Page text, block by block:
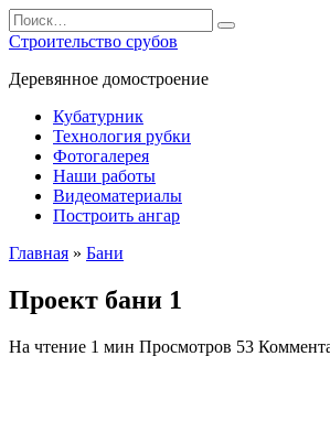
Перейти
к
содержанию
Search
for:
Строительство срубов
Деревянное домостроение
Кубатурник
Технология рубки
Фотогалерея
Наши работы
Видеоматериалы
Построить ангар
Главная » Бани
Проект бани 1
На чтение 1 мин Просмотров 53